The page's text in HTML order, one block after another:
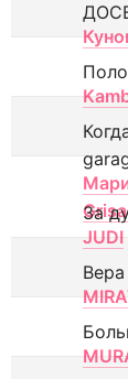
За
JUDI
Вера